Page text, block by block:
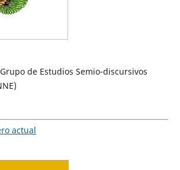
de Estudios Semio-discursivos
actual